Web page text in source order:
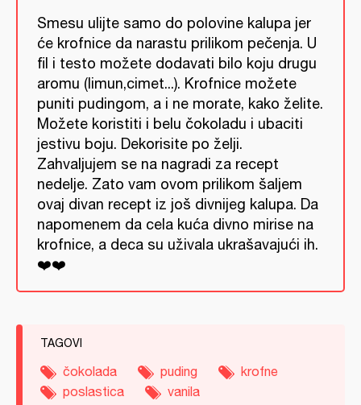
Smesu ulijte samo do polovine kalupa jer
će krofnice da narastu prilikom pečenja. U
fil i testo možete dodavati bilo koju drugu
aromu (limun,cimet...). Krofnice možete
puniti pudingom, a i ne morate, kako želite.
Možete koristiti i belu čokoladu i ubaciti
jestivu boju. Dekorisite po želji.
Zahvaljujem se na nagradi za recept
nedelje. Zato vam ovom prilikom šaljem
ovaj divan recept iz još divnijeg kalupa. Da
napomenem da cela kuća divno mirise na
krofnice, a deca su uživala ukrašavajući ih.
❤️❤️
TAGOVI
čokolada puding
krofne
poslastica
vanila